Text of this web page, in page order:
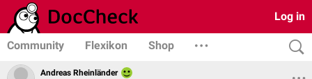
Log in
Community Flexikon Shop
Andreas Rheinländer